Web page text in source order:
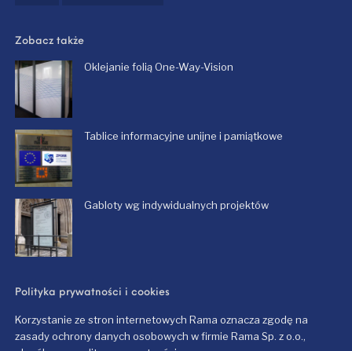
Zobacz także
Oklejanie folią One-Way-Vision
Tablice informacyjne unijne i pamiątkowe
Gabloty wg indywidualnych projektów
Polityka prywatności i cookies
Korzystanie ze stron internetowych Rama oznacza zgodę na
zasady ochrony danych osobowych w firmie Rama Sp. z o.o.,